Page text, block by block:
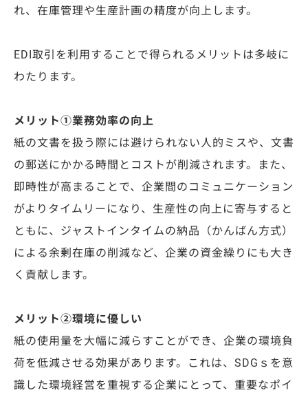
れ、在庫管理や生産計画の精度が向上します。
EDI取引を利用することで得られるメリットは多岐に
わたります。
メリット①業務効率の向上
紙の文書を扱う際には避けられない人的ミスや、文書
の郵送にかかる時間とコストが削減されます。また、
即時性が高まることで、企業間のコミュニケーション
がよりタイムリーになり、生産性の向上に寄与すると
ともに、ジャストインタイムの納品（かんばん方式）
による余剰在庫の削減など、企業の資金繰りにも大き
く貢献します。
メリット②環境に優しい
紙の使用量を大幅に減らすことができ、企業の環境負
荷を低減させる効果があります。これは、SDGｓを意
識した環境経営を重視する企業にとって、重要なポイ